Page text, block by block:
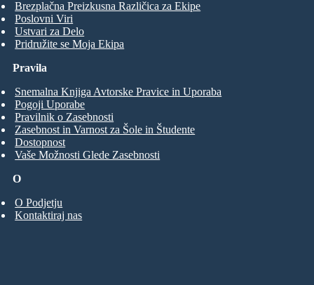
Brezplačna Preizkusna Različica za Ekipe
Poslovni Viri
Ustvari za Delo
Pridružite se Moja Ekipa
O
O Podjetju
Kontaktiraj nas
Pravila
Snemalna Knjiga Avtorske Pravice in Uporaba
Pogoji Uporabe
Pravilnik o Zasebnosti
Zasebnost in Varnost za Šole in Študente
Dostopnost
Vaše Možnosti Glede Zasebnosti